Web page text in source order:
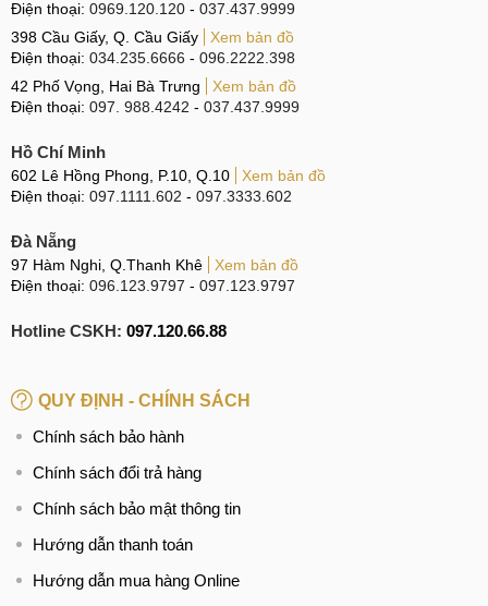
Điện thoại: 0969.120.120 - 037.437.9999
398 Cầu Giấy, Q. Cầu Giấy
Xem bản đồ
Điện thoại: 034.235.6666 - 096.2222.398
42 Phố Vọng, Hai Bà Trưng
Xem bản đồ
Điện thoại: 097. 988.4242 - 037.437.9999
Hồ Chí Minh
602 Lê Hồng Phong, P.10, Q.10
Xem bản đồ
Điện thoại: 097.1111.602 - 097.3333.602
Đà Nẵng
97 Hàm Nghi, Q.Thanh Khê
Xem bản đồ
Điện thoại: 096.123.9797 - 097.123.9797
Hotline CSKH: 097.120.66.88
QUY ĐỊNH - CHÍNH SÁCH
Chính sách bảo hành
Chính sách đổi trả hàng
Chính sách bảo mật thông tin
Hướng dẫn thanh toán
Hướng dẫn mua hàng Online